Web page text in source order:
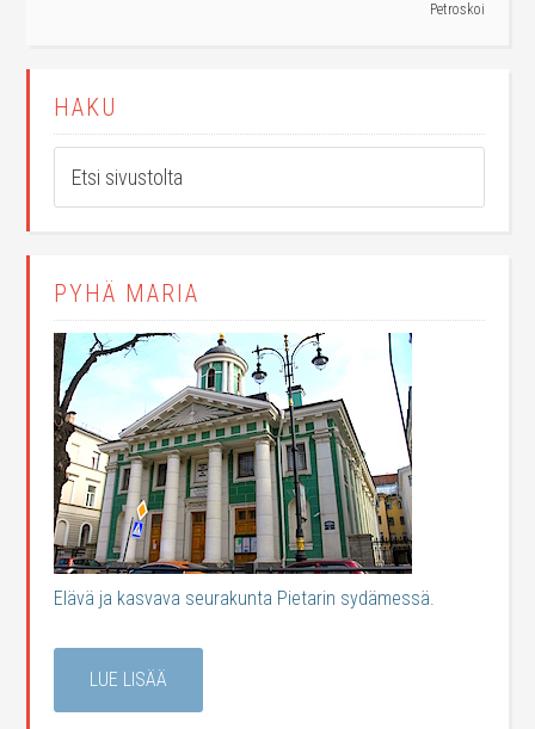
Petroskoi
HAKU
PYHÄ MARIA
Elävä ja kasvava seurakunta Pietarin sydämessä.
LUE LISÄÄ